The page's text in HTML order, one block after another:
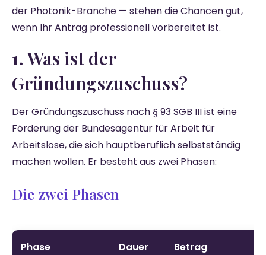
der Photonik-Branche — stehen die Chancen gut,
wenn Ihr Antrag professionell vorbereitet ist.
1. Was ist der
Gründungszuschuss?
Der Gründungszuschuss nach § 93 SGB III ist eine
Förderung der Bundesagentur für Arbeit für
Arbeitslose, die sich hauptberuflich selbstständig
machen wollen. Er besteht aus zwei Phasen:
Die zwei Phasen
Phase Dauer Betrag